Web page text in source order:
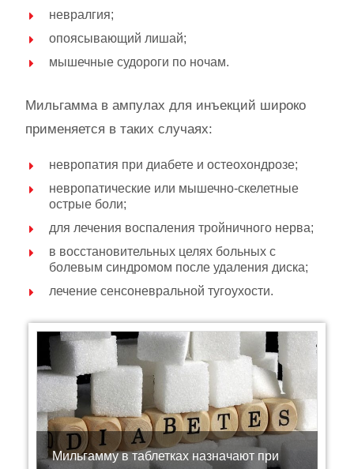
невралгия;
опоясывающий лишай;
мышечные судороги по ночам.
Мильгамма в ампулах для инъекций широко
применяется в таких случаях:
невропатия при диабете и остеохондрозе;
невропатические или мышечно-скелетные
острые боли;
для лечения воспаления тройничного нерва;
в восстановительных целях больных с
болевым синдромом после удаления диска;
лечение сенсоневральной тугоухости.
Мильгамму в таблетках назначают при